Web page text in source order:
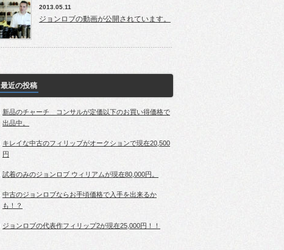
2013.05.11
ジョンロブの動画が公開されています。
最近の投稿
新品のチャーチ コンサルが定価以下のお買い得価格で
出品中。
キレイな中古のフィリップがオークションで現在20,500
円
試着のみのジョンロブ ウィリアムが現在80,000円。
中古のジョンロブならお手頃価格で入手を出来るか
も！？
ジョンロブの代表作フィリップ2が現在25,000円！！